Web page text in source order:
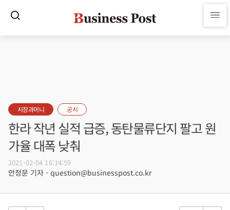
시장과머니 공시
한라 작년 실적 급증, 동탄물류단지 팔고 원
가율 대폭 낮춰
2021-02-04 16:14:59
안정문 기자 - question@businesspost.co.kr